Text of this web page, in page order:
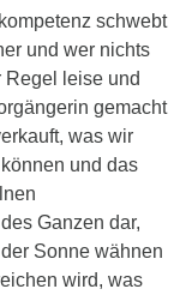
schwebt
und wer nichts
Regel leise und
gemacht
was wir
und das
Ganzen dar,
Sonne wähnen
wird, was